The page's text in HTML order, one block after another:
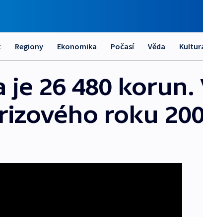
Regiony Ekonomika Počasí Věda
je 26 480 korun.
roku